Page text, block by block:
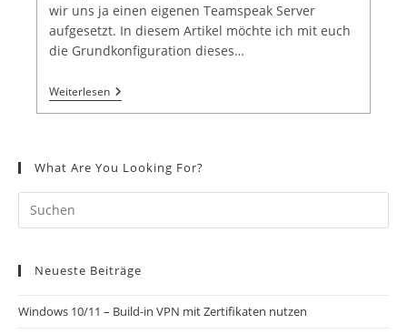
wir uns ja einen eigenen Teamspeak Server
aufgesetzt. In diesem Artikel möchte ich mit euch
die Grundkonfiguration dieses…
Weiterlesen
What Are You Looking For?
Neueste Beiträge
Windows 10/11 – Build-in VPN mit Zertifikaten nutzen